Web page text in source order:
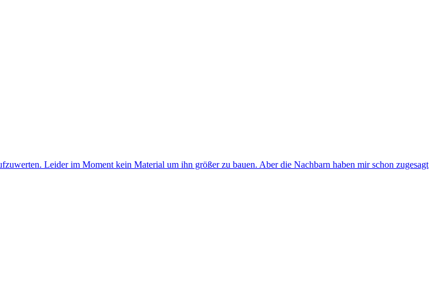
Leider im Moment kein Material um ihn größer zu bauen. Aber die Nachbarn haben mir schon zugesagt